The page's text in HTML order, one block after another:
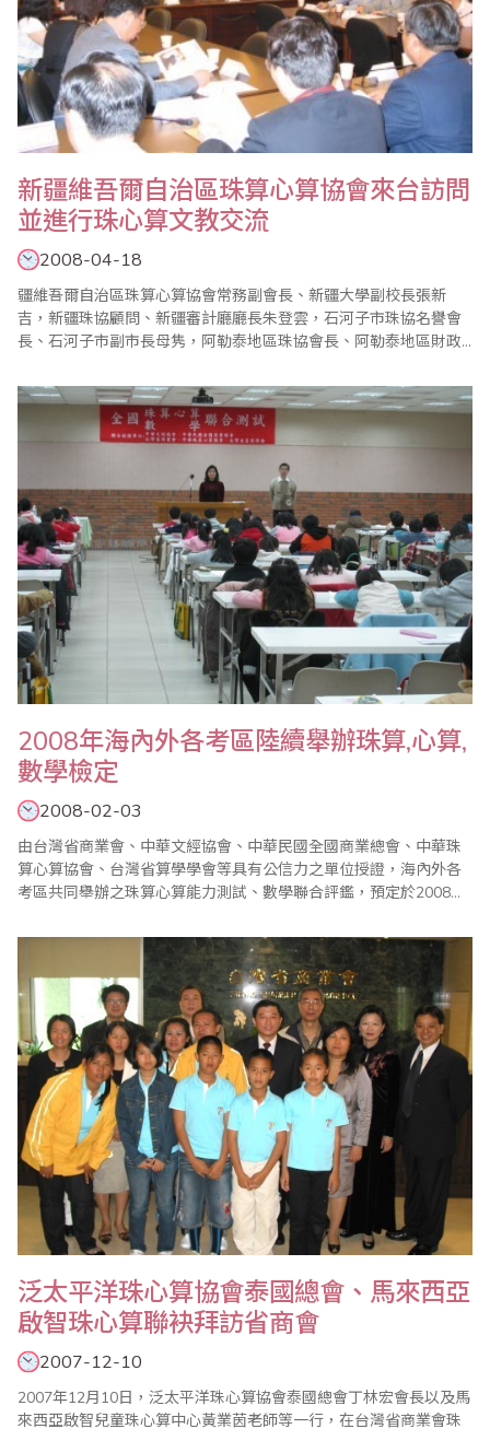
新疆維吾爾自治區珠算心算協會來台訪問
並進行珠心算文教交流
2008-04-18
疆維吾爾自治區珠算心算協會常務副會長、新疆大學副校長張新
吉，新疆珠協顧問、新疆審計廳廳長朱登雲，石河子市珠協名譽會
長、石河子市副市長母隽，阿勒泰地區珠協會長、阿勒泰地區財政
光，新疆珠協副秘書長、新疆財政廳會計處副處長藍海，昌吉回族
自治州珠協副會長、烏昌財政局副局長黃淑紅，石河子市珠協副會
長、石河子教育局局長孫力軍，和田地區珠協會長、和田..
2008年海內外各考區陸續舉辦珠算,心算,
數學檢定
2008-02-03
由台灣省商業會、中華文經協會、中華民國全國商業總會、中華珠
算心算協會、台灣省算學學會等具有公信力之單位授證，海內外各
考區共同舉辦之珠算心算能力測試、數學聯合評鑑，預定於2008年
鑑定學生學習成果。 2007年珠算心算檢定計有台灣地區、香港、新
加坡、印度、馬來西亞等地考區共同舉辦，下圖為各考區舉辦檢定
之活動照片，詳細全國珠算..
泛太平洋珠心算協會泰國總會、馬來西亞
啟智珠心算聯袂拜訪省商會
2007-12-10
2007年12月10日，泛太平洋珠心算協會泰國總會丁林宏會長以及馬
來西亞啟智兒童珠心算中心黃業茵老師等一行，在台灣省商業會珠